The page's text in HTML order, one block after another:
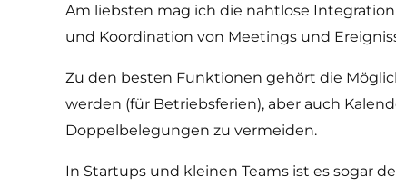
Am liebsten mag ich die nahtlose
und Koordination von Meetings und
Zu den besten Funktionen gehört die
werden (für Betriebsferien), aber auch
Doppelbelegungen zu vermeiden.
In Startups und kleinen Teams ist es sogar